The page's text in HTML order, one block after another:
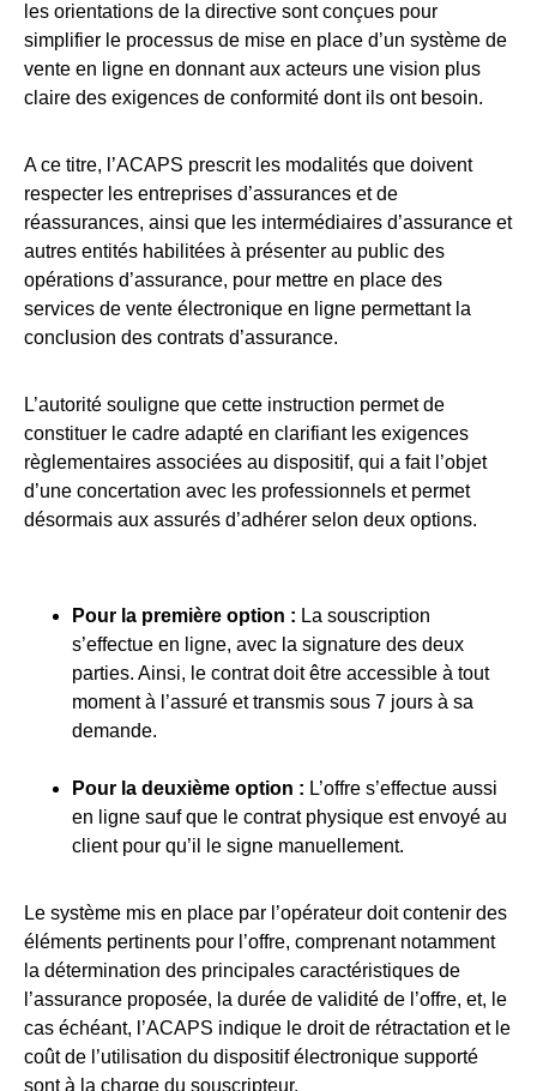
les orientations de la directive sont conçues pour
simplifier le processus de mise en place d’un système de
vente en ligne en donnant aux acteurs une vision plus
claire des exigences de conformité dont ils ont besoin.
A ce titre, l’ACAPS prescrit les modalités que doivent
respecter les entreprises d’assurances et de
réassurances, ainsi que les intermédiaires d’assurance et
autres entités habilitées à présenter au public des
opérations d’assurance, pour mettre en place des
services de vente électronique en ligne permettant la
conclusion des contrats d’assurance.
L’autorité souligne que cette instruction permet de
constituer le cadre adapté en clarifiant les exigences
règlementaires associées au dispositif, qui a fait l’objet
d’une concertation avec les professionnels et permet
désormais aux assurés d’adhérer selon deux options.
Pour la première option : La souscription
s’effectue en ligne, avec la signature des deux
parties. Ainsi, le contrat doit être accessible à tout
moment à l’assuré et transmis sous 7 jours à sa
demande.
Pour la deuxième option : L’offre s’effectue aussi
en ligne sauf que le contrat physique est envoyé au
client pour qu’il le signe manuellement.
Le système mis en place par l’opérateur doit contenir des
éléments pertinents pour l’offre, comprenant notamment
la détermination des principales caractéristiques de
l’assurance proposée, la durée de validité de l’offre, et, le
cas échéant, l’ACAPS indique le droit de rétractation et le
coût de l’utilisation du dispositif électronique supporté
sont à la charge du souscripteur.